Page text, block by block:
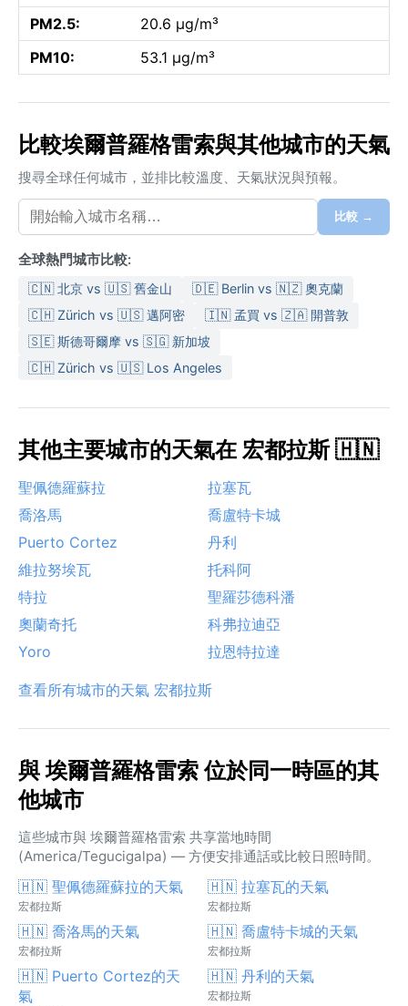
PM2.5:
20.6 µg/m³
PM10:
53.1 µg/m³
比較埃爾普羅格雷索與其他城市的天氣
搜尋全球任何城市，並排比較溫度、天氣狀況與預報。
比較 →
全球熱門城市比較:
🇨🇳 北京 vs 🇺🇸 舊金山
🇩🇪 Berlin vs 🇳🇿 奧克蘭
🇨🇭 Zürich vs 🇺🇸 邁阿密
🇮🇳 孟買 vs 🇿🇦 開普敦
🇸🇪 斯德哥爾摩 vs 🇸🇬 新加坡
🇨🇭 Zürich vs 🇺🇸 Los Angeles
其他主要城市的天氣在 宏都拉斯 🇭🇳
聖佩德羅蘇拉
拉塞瓦
喬洛馬
喬盧特卡城
Puerto Cortez
丹利
維拉努埃瓦
托科阿
特拉
聖羅莎德科潘
奧蘭奇托
科弗拉迪亞
Yoro
拉恩特拉達
查看所有城市的天氣 宏都拉斯
與 埃爾普羅格雷索 位於同一時區的其
他城市
這些城市與 埃爾普羅格雷索 共享當地時間
(America/Tegucigalpa) — 方便安排通話或比較日照時間。
🇭🇳 聖佩德羅蘇拉的天氣
宏都拉斯
🇭🇳 拉塞瓦的天氣
宏都拉斯
🇭🇳 喬洛馬的天氣
宏都拉斯
🇭🇳 喬盧特卡城的天氣
宏都拉斯
🇭🇳 Puerto Cortez的天
氣
🇭🇳 丹利的天氣
宏都拉斯